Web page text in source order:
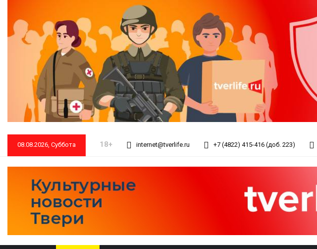
08.08.2026, Суббота 18+ internet@tverlife.ru +7 (4822) 415-416 (доб. 223)